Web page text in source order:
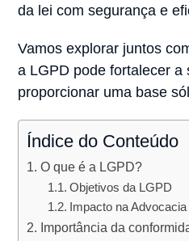
da lei com segurança e
Vamos explorar juntos
a LGPD pode fortalecer a
proporcionar uma base
Índice do Conteúdo
O que é a LGPD?
Objetivos da LGPD
Impacto na Advocacia
Importância da